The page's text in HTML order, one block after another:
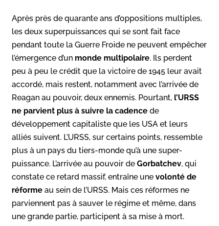
Après près de quarante ans d’oppositions multiples,
les deux superpuissances qui se sont fait face
pendant toute la Guerre Froide ne peuvent empêcher
l’émergence d’un monde multipolaire. Ils perdent
peu à peu le crédit que la victoire de 1945 leur avait
accordé, mais restent, notamment avec l’arrivée de
Reagan au pouvoir, deux ennemis. Pourtant, l’URSS
ne parvient plus à suivre la cadence de
développement capitaliste que les USA et leurs
alliés suivent. L’URSS, sur certains points, ressemble
plus à un pays du tiers-monde qu’à une super-
puissance. L’arrivée au pouvoir de Gorbatchev, qui
constate ce retard massif, entraîne une volonté de
réforme au sein de l’URSS. Mais ces réformes ne
parviennent pas à sauver le régime et même, dans
une grande partie, participent à sa mise à mort.